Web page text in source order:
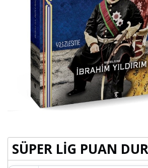
SÜPER LİG PUAN